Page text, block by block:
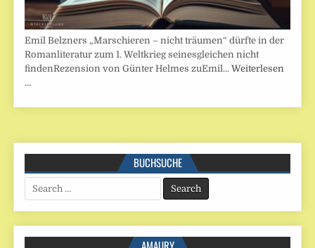
Emil Belzners „Marschieren – nicht träumen“ dürfte in der
Romanliteratur zum 1. Weltkrieg seinesgleichen nicht
findenRezension von Günter Helmes zuEmil…Weiterlesen
…
BUCHSUCHE
Search
for: